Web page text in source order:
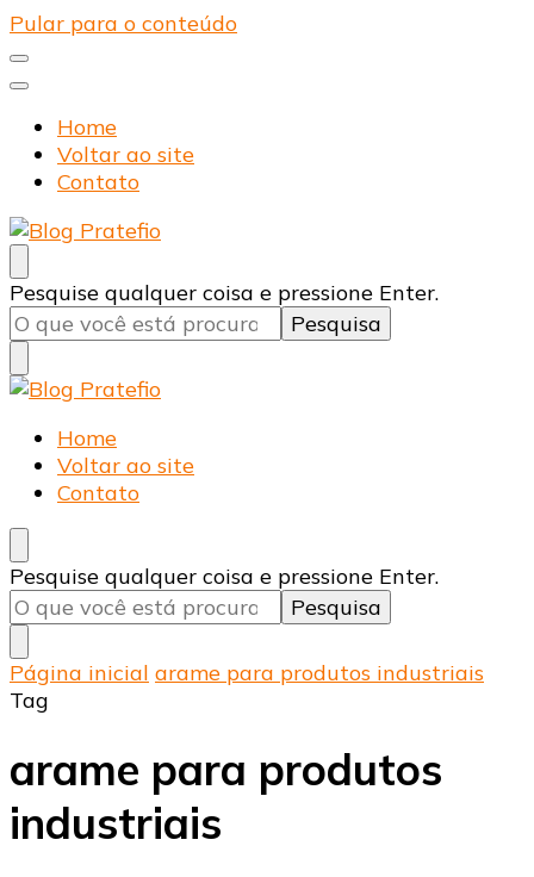
Pular para o conteúdo
Home
Voltar ao site
Contato
Blog Pratefio
Arames e Telas de Qualidade
Procurando
algo?
Pesquise qualquer coisa e pressione Enter.
Blog Pratefio
Arames e Telas de Qualidade
Home
Voltar ao site
Contato
Procurando
algo?
Pesquise qualquer coisa e pressione Enter.
Página inicial arame para produtos industriais
Tag
arame para produtos
industriais